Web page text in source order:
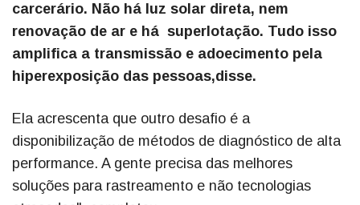
carcerário. Não há luz solar direta, nem
renovação de ar e há superlotação. Tudo isso
amplifica a transmissão e adoecimento pela
hiperexposição das pessoas,disse.
Ela acrescenta que outro desafio é a
disponibilização de métodos de diagnóstico de alta
performance. A gente precisa das melhores
soluções para rastreamento e não tecnologias